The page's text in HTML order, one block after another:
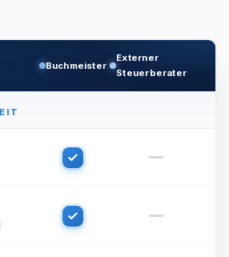
Buchmeister
Externer
Steuerberater